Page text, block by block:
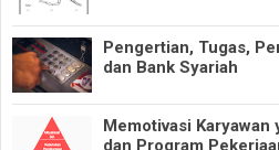
Pengertian, Tugas,
dan Bank Syariah
Memotivasi
dan Program